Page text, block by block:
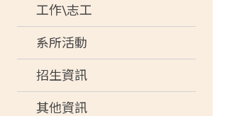
工作\志工
系所活動
招生資訊
其他資訊